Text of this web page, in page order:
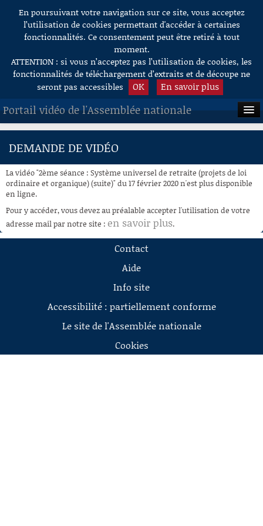
Aller au contenu
En poursuivant votre navigation sur ce site, vous acceptez
l’utilisation de cookies permettant d'accéder à certaines
fonctionnalités. Ce consentement peut être retiré à tout
moment.
ATTENTION : si vous n’acceptez pas l’utilisation de cookies, les
fonctionnalités de téléchargement d’extraits et de découpe ne
seront pas accessibles
OK En savoir plus
Portail vidéo de l'Assemblée nationale
ACCUEIL
À LA DEMANDE
RECHERCHE
AIDE À LA DÉCOUPE
DE VIDÉOS
DEMANDE DE VIDÉO
La vidéo "2ème séance : Système universel de retraite (projets de loi
ordinaire et organique) (suite)" du 17 février 2020 n'est plus disponible
en ligne.
Pour y accéder, vous devez au préalable accepter l'utilisation de votre
adresse mail par notre site : en savoir plus.
Contact
Aide
Info site
Accessibilité : partiellement conforme
Le site de l'Assemblée nationale
Cookies